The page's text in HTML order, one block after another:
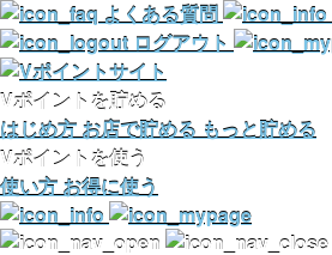
よくある質問
ログアウト
Vポイントを貯める
はじめ方 お店で貯める もっと貯める
Vポイントを使う
使い方 お得に使う